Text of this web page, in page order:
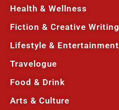
Health & Wellness
Fiction & Creative Writing
Lifestyle & Entertainment
Travelogue
Food & Drink
Arts & Culture